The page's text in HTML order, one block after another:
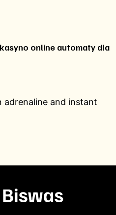
online automaty dla
and instant